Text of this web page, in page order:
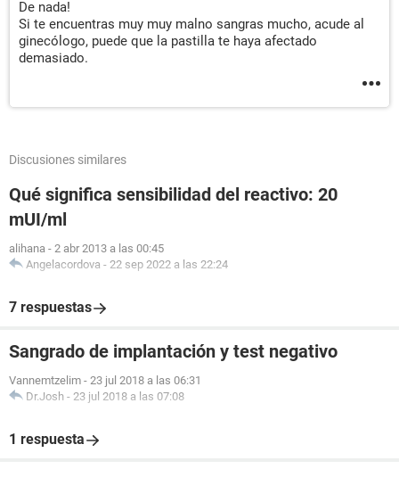
De nada!
Si te encuentras muy muy malno sangras mucho, acude al
ginecólogo, puede que la pastilla te haya afectado
demasiado.
Discusiones similares
Qué significa sensibilidad del reactivo: 20
mUI/ml
alihana - 2 abr 2013 a las 00:45
Angelacordova - 22 sep 2022 a las 22:24
7 respuestas
Sangrado de implantación y test negativo
Vannemtzelim - 23 jul 2018 a las 06:31
Dr.Josh - 23 jul 2018 a las 07:08
1 respuesta